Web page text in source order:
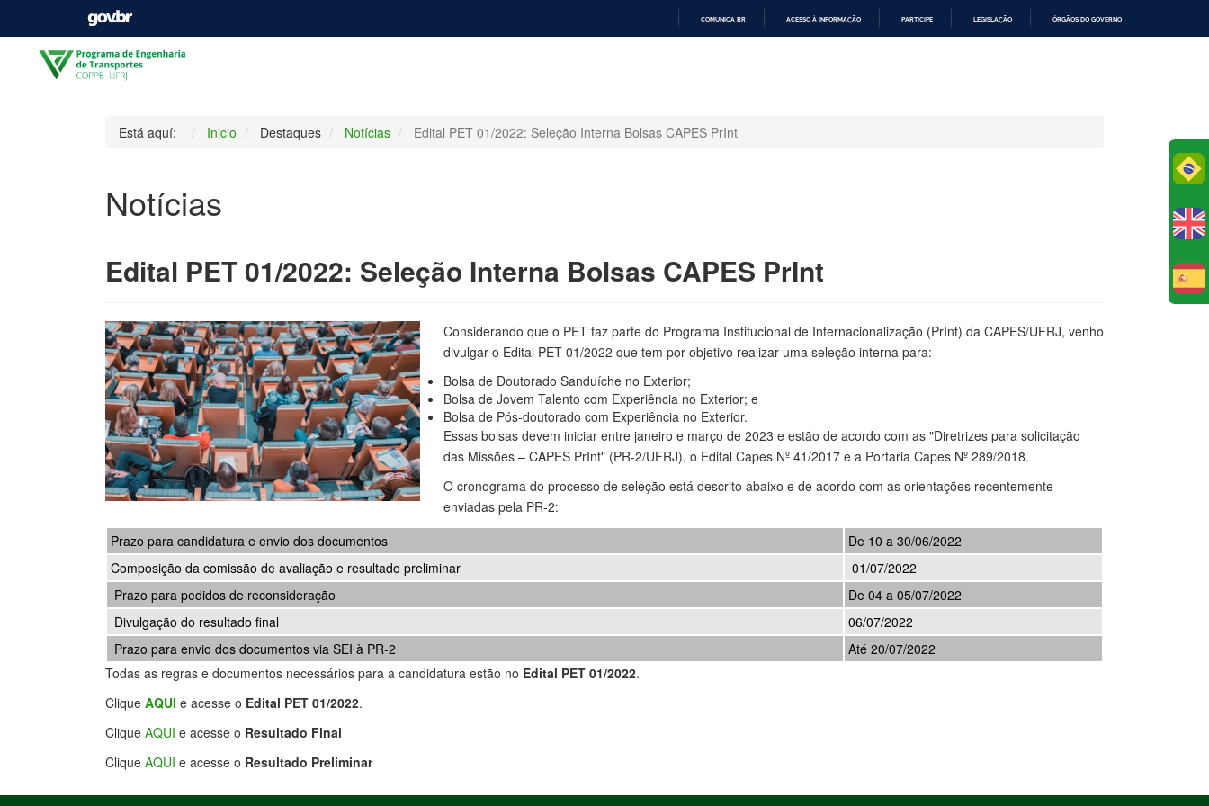
COMUNICA BR ACESSO À INFORMAÇÃO PARTICIPE LEGISLAÇÃO ÓRGÃOS DO GOVERNO
Está aquí: Inicio Destaques Notícias Edital PET 01/2022: Seleção Interna Bolsas CAPES PrInt
Notícias
Edital PET 01/2022: Seleção Interna Bolsas CAPES PrInt
Considerando que o PET faz parte do Programa Institucional de Internacionalização (PrInt) da CAPES/UFRJ, venho
divulgar o Edital PET 01/2022 que tem por objetivo realizar uma seleção interna para:
Bolsa de Doutorado Sanduíche no Exterior;
Bolsa de Jovem Talento com Experiência no Exterior; e
Bolsa de Pós-doutorado com Experiência no Exterior.
Essas bolsas devem iniciar entre janeiro e março de 2023 e estão de acordo com as "Diretrizes para solicitação
das Missões – CAPES PrInt" (PR-2/UFRJ), o Edital Capes Nº 41/2017 e a Portaria Capes Nº 289/2018.
O cronograma do processo de seleção está descrito abaixo e de acordo com as orientações recentemente
enviadas pela PR-2:
Prazo para candidatura e envio dos documentos
De 10 a 30/06/2022
Composição da comissão de avaliação e resultado preliminar
01/07/2022
Prazo para pedidos de reconsideração
De 04 a 05/07/2022
Divulgação do resultado final
06/07/2022
Prazo para envio dos documentos via SEI à PR-2
Até 20/07/2022
Todas as regras e documentos necessários para a candidatura estão no Edital PET 01/2022.
Clique AQUI e acesse o Edital PET 01/2022.
Clique AQUI e acesse o Resultado Final
Clique AQUI e acesse o Resultado Preliminar